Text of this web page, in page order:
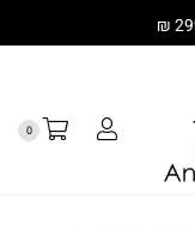
0